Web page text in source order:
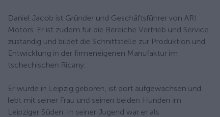
Daniel Jacob ist Gründer und Geschäftsführer von ARI
Motors. Er ist zudem für die Bereiche Vertrieb und Service
zuständig und bildet die Schnittstelle zur Produktion und
Entwicklung in der firmeneigenen Manufaktur im
tschechischen Ricany.
Er wurde in Leipzig geboren, ist dort aufgewachsen und
lebt mit seiner Frau und seinen beiden Hunden im
Leipziger Süden. In seiner Jugend war er als